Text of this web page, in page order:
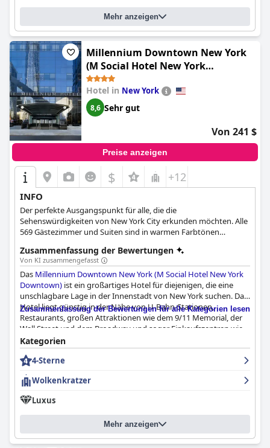
Mehr anzeigen
Millennium Downtown New York
(M Social Hotel New York
Downtown)
Hotel in New York
8,6 Sehr gut
Von 241 $
Preise anzeigen
$ +12
INFO
Der perfekte Ausgangspunkt für alle, die die
Sehenswürdigkeiten von New York City erkunden möchten. Alle
569 Gästezimmer und Suiten sind in warmen Farbtönen
Zusammenfassung der Bewertungen
Von KI zusammengefasst
Das Millennium Downtown New York (M Social Hotel New York
Downtown) ist ein großartiges Hotel für diejenigen, die eine
unschlagbare Lage in der Innenstadt von New York suchen. Das
Hotel liegt günstig in der Nähe von U-Bahn-Stationen,
Restaurants, großen Attraktionen wie dem 9/11 Memorial, der
Wall Street und dem Broadway und sogar Einkaufszentren wie
Westfield. Gäste loben die Lage als "großartig", "erstaunlich"
und "fantastisch". Das Hotel bietet geräumige Zimmer mit
schönen Bereichen, die sauber und komfortabel sind, obwohl
einige Gäste erwähnen, dass die Zimmer sauberer sein könnten
und einige Möbel kaputt und veraltet sind. Die meisten sind sich
jedoch einig, dass die Lage des Hotels dies wieder wettmacht.
Das Personal ist freundlich und hilfsbereit, und das Hotel ist
bekannt für sein tolles Personal. Viele Gäste lobten die
Freundlichkeit, die Hilfsbereitschaft und die Bereitschaft des
Personals, auf ihre Bedürfnisse einzugehen und darüber
Zusammenfassung der Bewertungen für alle Kategorien lesen
Kategorien
4-Sterne
Wolkenkratzer
Luxus
Mehr anzeigen